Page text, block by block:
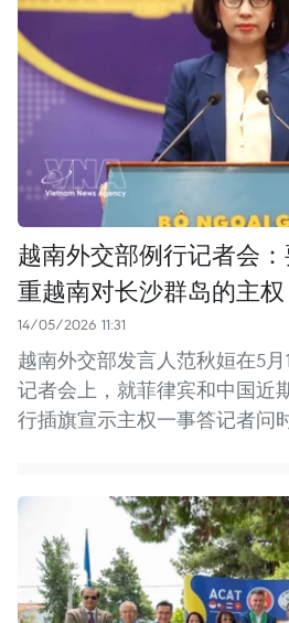
越南外交部例行记者会
重越南对长沙群岛的主权
14/05/2026 11:31
越南外交部发言人范秋姮在5
记者会上，就菲律宾和中国近
行插旗宣示主权一事答记者问